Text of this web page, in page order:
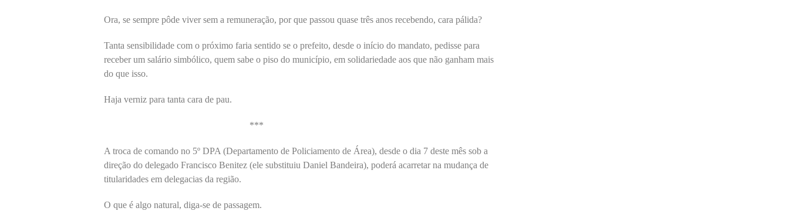
Ora, se sempre pôde viver sem a remuneração, por que passou quase três anos recebendo, cara pálida?
Tanta sensibilidade com o próximo faria sentido se o prefeito, desde o início do mandato, pedisse para
receber um salário simbólico, quem sabe o piso do município, em solidariedade aos que não ganham mais
do que isso.
Haja verniz para tanta cara de pau.
***
A troca de comando no 5º DPA (Departamento de Policiamento de Área), desde o dia 7 deste mês sob a
direção do delegado Francisco Benitez (ele substituiu Daniel Bandeira), poderá acarretar na mudança de
titularidades em delegacias da região.
O que é algo natural, diga-se de passagem.